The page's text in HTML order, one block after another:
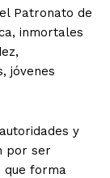
Patronato de
inmortales
jóvenes
y
por ser
que forma